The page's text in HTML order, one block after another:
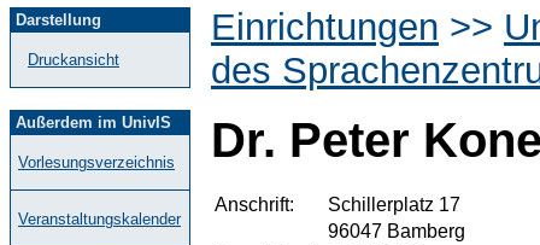
Darstellung
Druckansicht
Außerdem im UnivIS
Vorlesungsverzeichnis
Veranstaltungskalender
Einrichtungen >>
des
Dr. Peter
Anschrift:
Schillerplatz 17
96047 Bamberg